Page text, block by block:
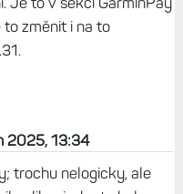
to změnit i na to
2025, 13:34
trochu nelogicky, ale